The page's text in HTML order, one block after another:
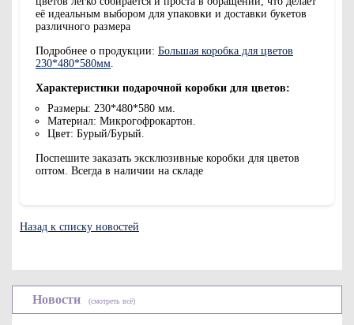
её идеальным выбором для упаковки и доставки букетов
различного размера
Подробнее о продукции: Большая коробка для цветов
230*480*580мм.
Характеристики подарочной коробки для цветов:
Размеры: 230*480*580 мм.
Материал: Микрогофрокартон.
Цвет: Бурый/Бурый.
Поспешите заказать эксклюзивные коробки для цветов
оптом. Всегда в наличии на складе
Назад к списку новостей
Новости (смотреть всё)